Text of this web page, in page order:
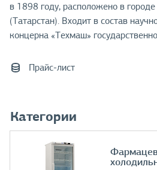
в 1898 году, расположено в
(Татарстан). Входит в состав
концерна «Техмаш»
Прайс-лист
Категории